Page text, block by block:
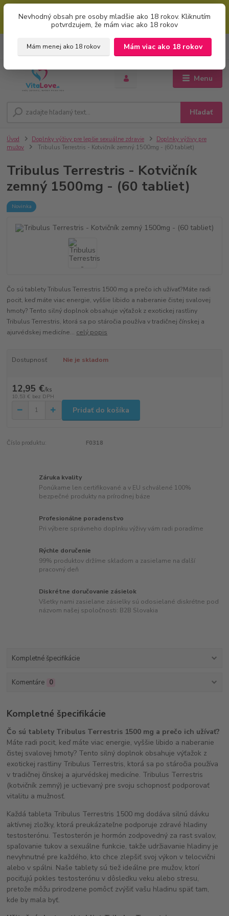
bez úvodzoviek). Zľavový kód zadajte v prvom kroku košíku zaškrtnutím
políčka: "mám zľavový kupón"
Nevhodný obsah pre osoby mladšie ako 18 rokov. Kliknutím
potvrdzujem, že mám viac ako 18 rokov
Mám menej ako 18 rokov Mám viac ako 18 rokov
Menu
Hľadať
+421 951 733 848
(Po-Pia, 8-16 hod.)
za
Úvod Doplnky výživy pre lepšie sexuálne zdravie
Doplnky výživy pre
mužov
Tribulus Terrestris - Kotvičník zemný 1500mg - (60 tabliet)
Tribulus Terrestris - Kotvičník
zemný 1500mg - (60 tabliet)
Novinka
Čo sú tablety Tribulus Terrestris 1500 mg a prečo ich užívať?Máte radi
pocit, keď máte viac energie, vyššie libido a naberanie čistej svalovej
hmoty? Tento silný doplnok obsahuje výťažok z exotickej rastliny
Tribulus Terrestris, ktorá sa po stáročia používa v tradičnej čínskej a
ajurvédskej medicíne... celý popis
Dostupnosť Nie je skladom
12,95 €/ks
10,53 € bez DPH
Pridať do košíka
Číslo produktu: F0318
Záruka kvality
Ponúkame len certifikované a v EU schválené 100%
bezpečné produkty na prírodnej báze
Profesionálne poradenstvo
Pri výbere správneho doplnku výživy vám radi poradíme
Rýchle doručenie
99% produktov držíme skladom a zasielame na ďalší
pracovný deň
Diskrétne doručovanie zásielok
Všetky nami zasielane zásielky sú odosielané diskrétne pod
názvom našej spoločnosti: B2B Slovakia
Kompletné špecifikácie
Komentáre 0
Kompletné špecifikácie
Čo sú tablety Tribulus Terrestris 1500 mg a prečo ich užívať?
Máte radi pocit, keď máte viac energie, vyššie libido a naberanie
čistej svalovej hmoty? Tento silný doplnok obsahuje výťažok z
exotickej rastliny Tribulus Terrestris, ktorá sa po stáročia používa
v tradičnej čínskej a ajurvédskej medicíne. Tribulus Terrestris
(kotvičník zemný) je uctievaný pre svoju schopnosť podporovať
vitalitu a mužnosť.
Každá tableta Tribulus Terrestris 1500 mg dodáva silnú dávku
aktívnej zložky, ktorá preukázateľne podporuje zdravé hladiny
testosterónu. Testosterón je hormón zodpovedný za rast svalov,
spaľovanie tukov a sexuálne funkcie, takže udržiavanie hladiny je
nevyhnutné pre každého, kto chce zlepšiť svoj výkon v telocvični
alebo v spálni. Naše tablety sú tiež ideálne pre mužov, ktorí
pociťujú pokles testosterónu v dôsledku veku alebo stresu,
pretože môžu prirodzene pomôcť zvýšiť vašu hladinu späť tam,
kde by mala byť.